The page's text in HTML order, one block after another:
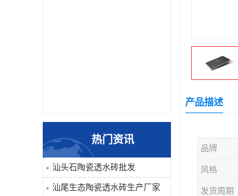
热门资讯
汕头石陶瓷透水砖批发
汕尾生态陶瓷透水砖生产厂家
产品描述
品牌
风格
发货周期